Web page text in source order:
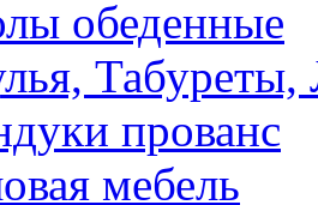
обеденные
Табуреты,
прованс
мебель